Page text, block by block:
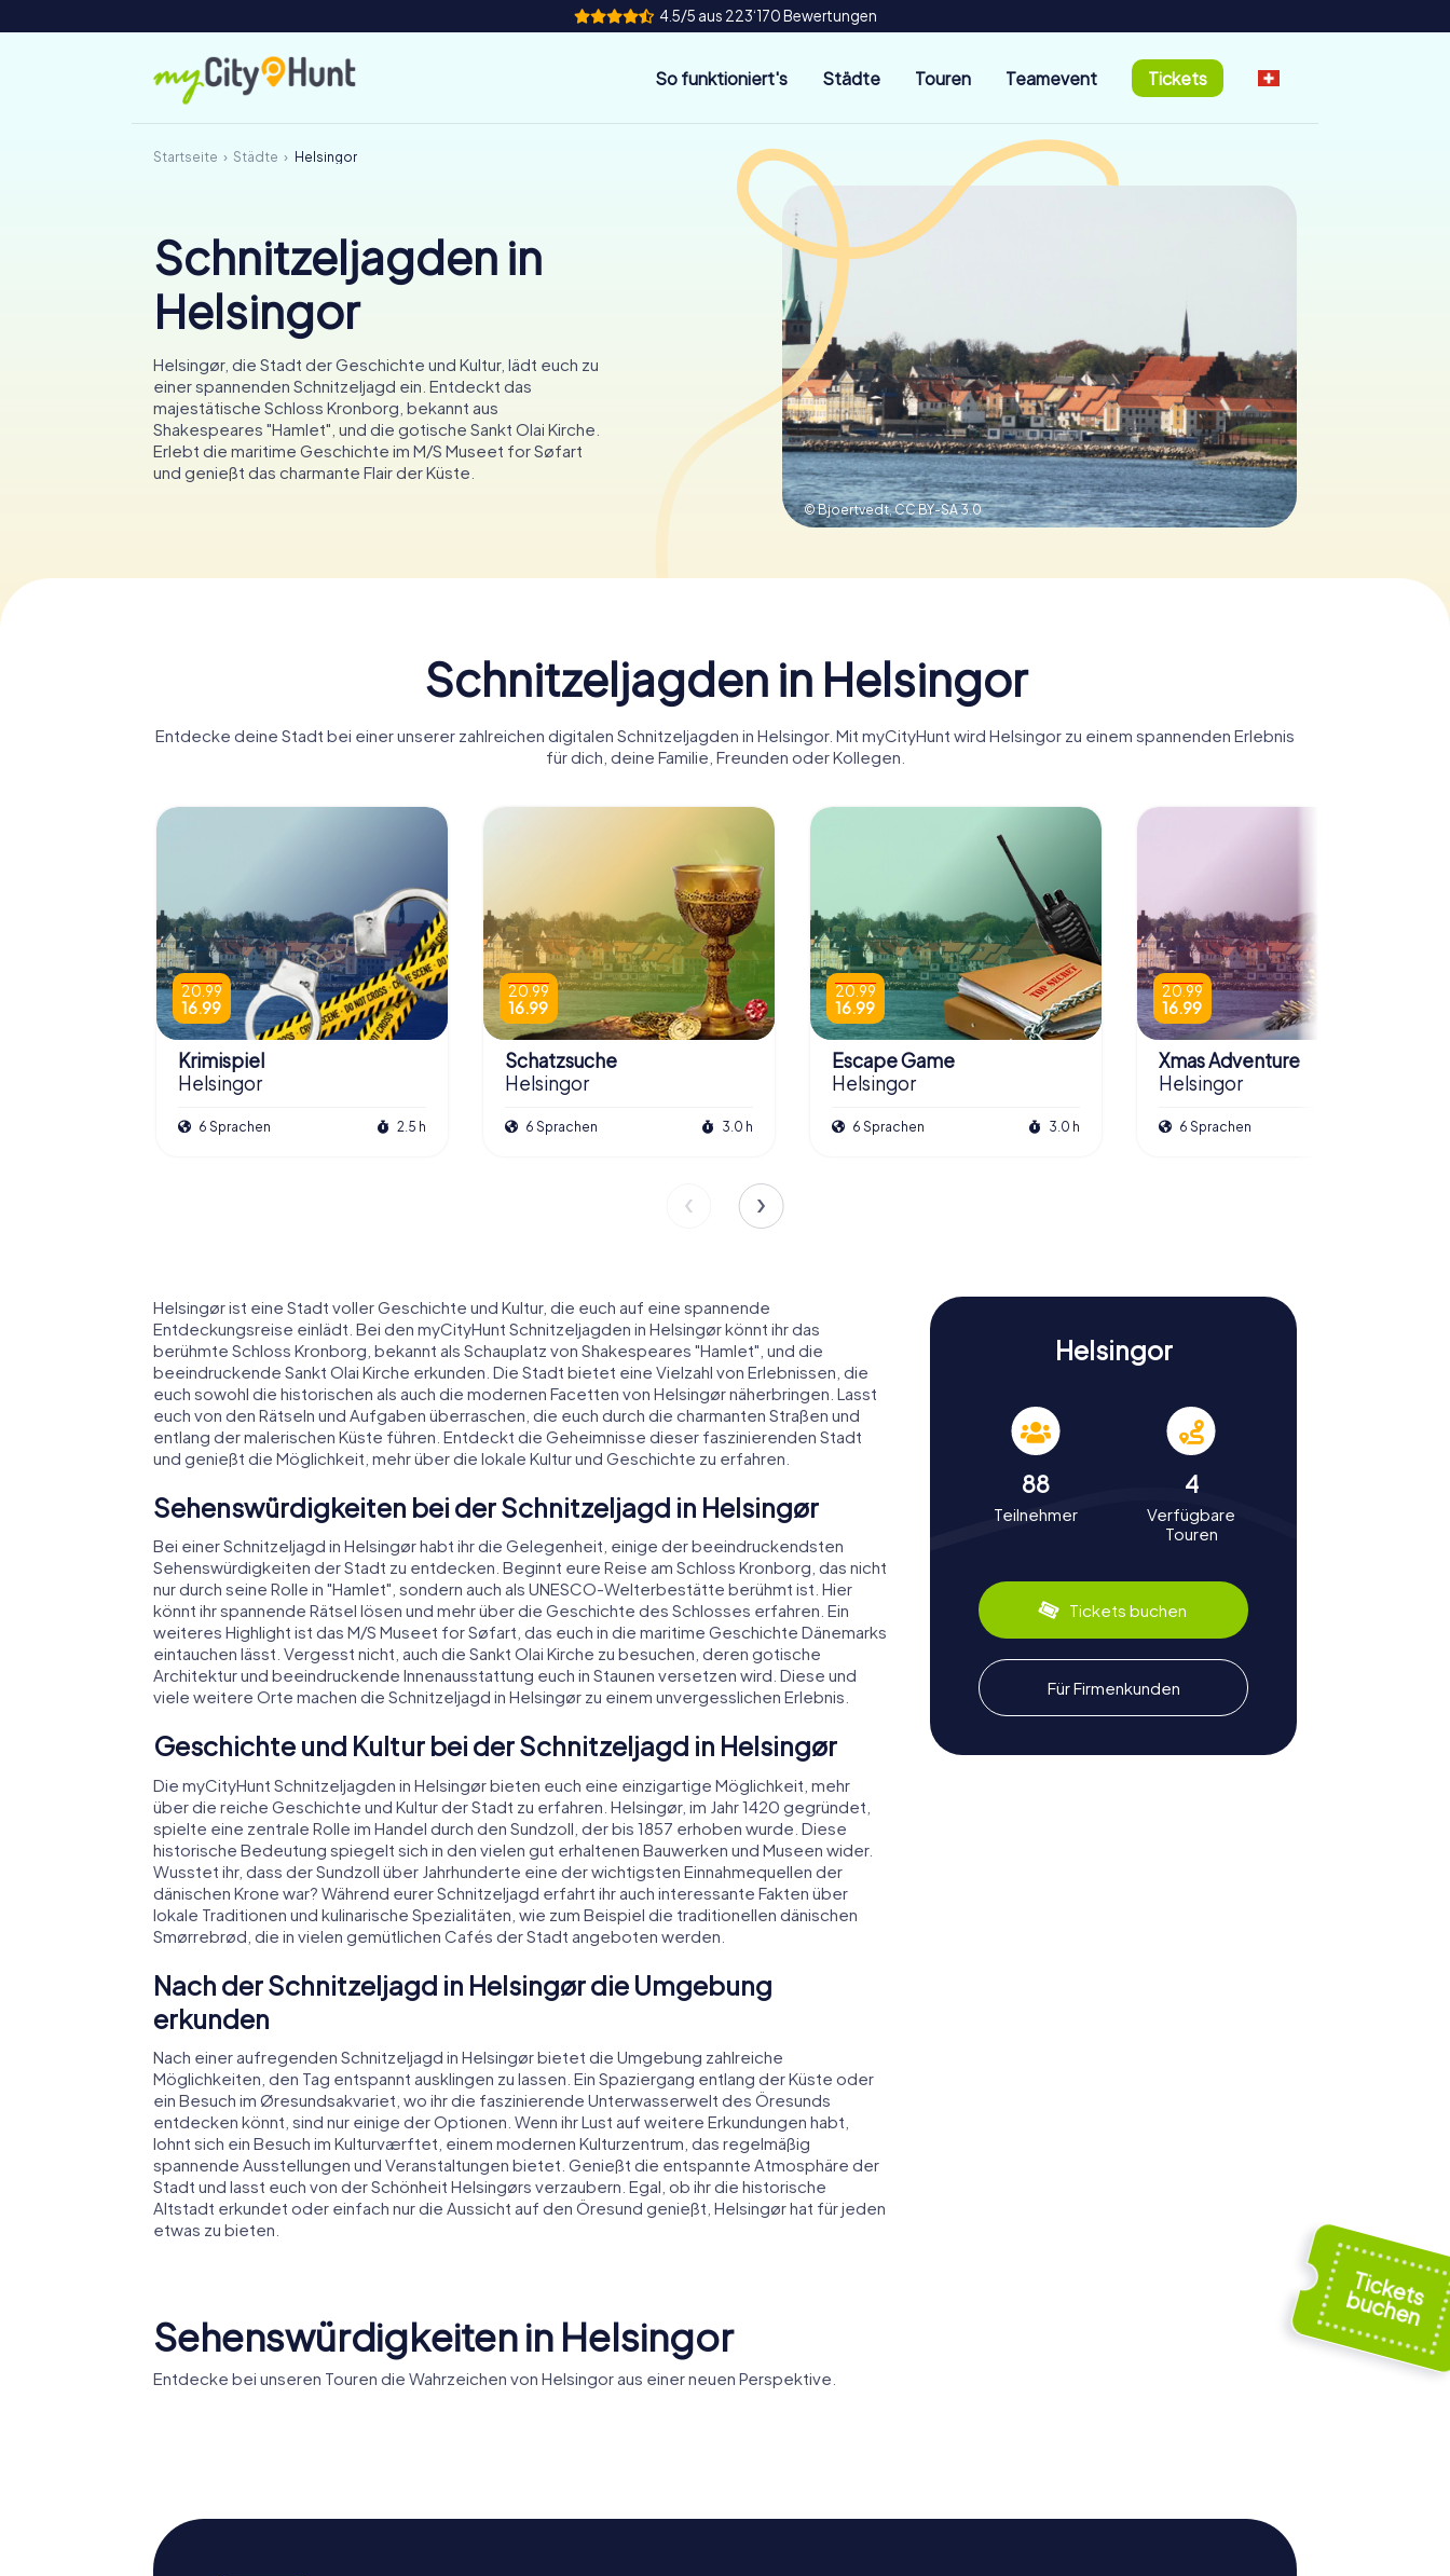
4.5/5 aus 223‘170 Bewertungen
So funktioniert's Städte Touren Teamevent Tickets
Startseite Städte Helsingor
Schnitzeljagden in
Helsingor
Helsingør, die Stadt der Geschichte und Kultur, lädt euch zu
einer spannenden Schnitzeljagd ein. Entdeckt das
majestätische Schloss Kronborg, bekannt aus
Shakespeares "Hamlet", und die gotische Sankt Olai Kirche.
Erlebt die maritime Geschichte im M/S Museet for Søfart
und genießt das charmante Flair der Küste.
© Bjoertvedt,CC BY-SA 3.0
Schnitzeljagden in Helsingor
Entdecke deine Stadt bei einer unserer zahlreichen digitalen Schnitzeljagden in Helsingor. Mit myCityHunt wird Helsingor zu einem spannenden Erlebnis
für dich, deine Familie, Freunden oder Kollegen.
20.99
16.99
Krimispiel
Helsingor
6 Sprachen 2.5 h
20.99
16.99
Schatzsuche
Helsingor
6 Sprachen 3.0 h
20.99
16.99
Escape Game
Helsingor
6 Sprachen 3.0 h
20.99
16.99
Xmas Adventure
Helsingor
6 Sprachen
Helsingør ist eine Stadt voller Geschichte und Kultur, die euch auf eine spannende
Entdeckungsreise einlädt. Bei den myCityHunt Schnitzeljagden in Helsingør könnt ihr das
berühmte Schloss Kronborg, bekannt als Schauplatz von Shakespeares "Hamlet", und die
beeindruckende Sankt Olai Kirche erkunden. Die Stadt bietet eine Vielzahl von Erlebnissen, die
euch sowohl die historischen als auch die modernen Facetten von Helsingør näherbringen. Lasst
euch von den Rätseln und Aufgaben überraschen, die euch durch die charmanten Straßen und
entlang der malerischen Küste führen. Entdeckt die Geheimnisse dieser faszinierenden Stadt
und genießt die Möglichkeit, mehr über die lokale Kultur und Geschichte zu erfahren.
Sehenswürdigkeiten bei der Schnitzeljagd in Helsingør
Bei einer Schnitzeljagd in Helsingør habt ihr die Gelegenheit, einige der beeindruckendsten
Sehenswürdigkeiten der Stadt zu entdecken. Beginnt eure Reise am Schloss Kronborg, das nicht
nur durch seine Rolle in "Hamlet", sondern auch als UNESCO-Welterbestätte berühmt ist. Hier
könnt ihr spannende Rätsel lösen und mehr über die Geschichte des Schlosses erfahren. Ein
weiteres Highlight ist das M/S Museet for Søfart, das euch in die maritime Geschichte Dänemarks
eintauchen lässt. Vergesst nicht, auch die Sankt Olai Kirche zu besuchen, deren gotische
Architektur und beeindruckende Innenausstattung euch in Staunen versetzen wird. Diese und
viele weitere Orte machen die Schnitzeljagd in Helsingør zu einem unvergesslichen Erlebnis.
Geschichte und Kultur bei der Schnitzeljagd in Helsingør
Die myCityHunt Schnitzeljagden in Helsingør bieten euch eine einzigartige Möglichkeit, mehr
über die reiche Geschichte und Kultur der Stadt zu erfahren. Helsingør, im Jahr 1420 gegründet,
spielte eine zentrale Rolle im Handel durch den Sundzoll, der bis 1857 erhoben wurde. Diese
historische Bedeutung spiegelt sich in den vielen gut erhaltenen Bauwerken und Museen wider.
Wusstet ihr, dass der Sundzoll über Jahrhunderte eine der wichtigsten Einnahmequellen der
dänischen Krone war? Während eurer Schnitzeljagd erfahrt ihr auch interessante Fakten über
lokale Traditionen und kulinarische Spezialitäten, wie zum Beispiel die traditionellen dänischen
Smørrebrød, die in vielen gemütlichen Cafés der Stadt angeboten werden.
Nach der Schnitzeljagd in Helsingør die Umgebung
erkunden
Nach einer aufregenden Schnitzeljagd in Helsingør bietet die Umgebung zahlreiche
Möglichkeiten, den Tag entspannt ausklingen zu lassen. Ein Spaziergang entlang der Küste oder
ein Besuch im Øresundsakvariet, wo ihr die faszinierende Unterwasserwelt des Öresunds
entdecken könnt, sind nur einige der Optionen. Wenn ihr Lust auf weitere Erkundungen habt,
lohnt sich ein Besuch im Kulturværftet, einem modernen Kulturzentrum, das regelmäßig
spannende Ausstellungen und Veranstaltungen bietet. Genießt die entspannte Atmosphäre der
Stadt und lasst euch von der Schönheit Helsingørs verzaubern. Egal, ob ihr die historische
Altstadt erkundet oder einfach nur die Aussicht auf den Öresund genießt, Helsingør hat für jeden
etwas zu bieten.
Helsingor
88
Teilnehmer
4
Verfügbare
Touren
Tickets buchen
Für Firmenkunden
Sehenswürdigkeiten in Helsingor
Entdecke bei unseren Touren die Wahrzeichen von Helsingor aus einer neuen Perspektive.